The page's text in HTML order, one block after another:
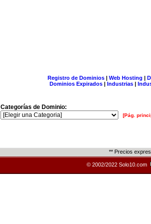
Registro de Dominios| Web Hosting |
Dominios Expirados | Industrias |
Categorías de Dominio:
[Pág.
** Precios
© 2002/2022 Solo10.com